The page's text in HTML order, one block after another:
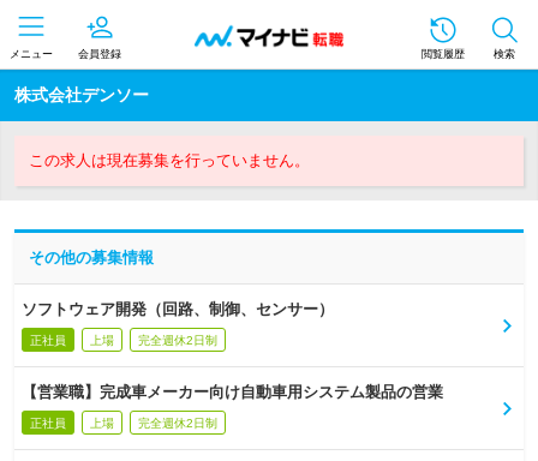
メニュー 会員登録 閲覧履歴 検索
株式会社デンソー
この求人は現在募集を行っていません。
その他の募集情報
ソフトウェア開発（回路、制御、センサー）
正社員 上場 完全週休2日制
【営業職】完成車メーカー向け自動車用システム製品の営業
正社員 上場 完全週休2日制